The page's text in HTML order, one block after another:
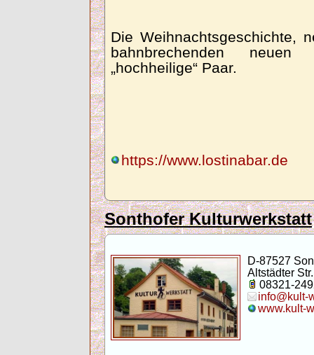
Die Weihnachtsgeschichte,
bahnbrechenden
„hochheilige“ Paar.
https://www.lostinabar.de
Sonthofer Kulturwerkstatt
D-87527
Altstädter
08321-
info@kult-
www.kult-